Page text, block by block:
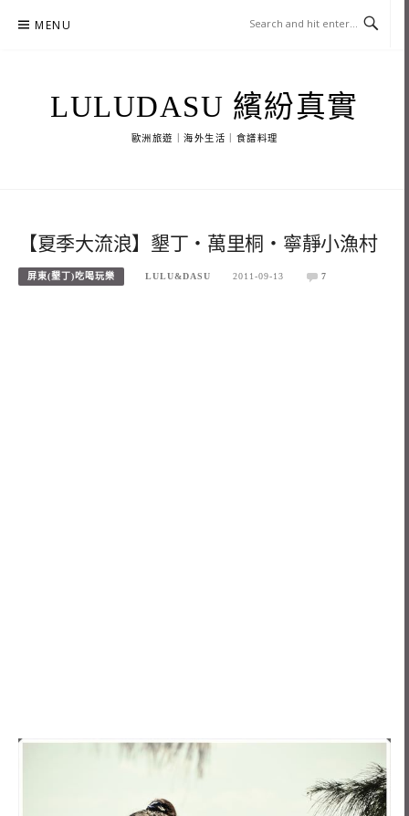
MENU
LULUDASU 繽紛真實
歐洲旅遊｜海外生活｜食譜料理
【夏季大流浪】墾丁‧萬里桐‧寧靜小漁村
屏東(墾丁)吃喝玩樂 LULU&DASU 2011-09-13 7